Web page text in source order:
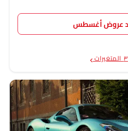
عروض أغسطس
٣ المتغيرات